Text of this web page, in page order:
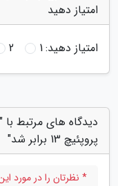
امتیاز دهید
امتیاز دهید:1
2
دیدگاه های مرتبط
پروپئیچ 13 برابر شد"
* نظرتان را در مورد